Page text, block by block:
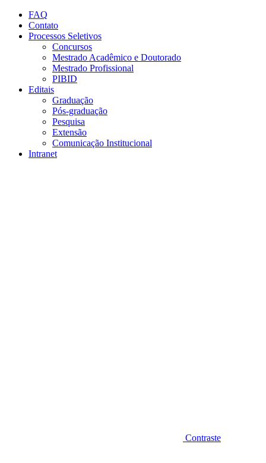
Conteúdo principal
FAQ
Contato
Processos Seletivos
Concursos
Mestrado Acadêmico e Doutorado
Mestrado Profissional
PIBID
Editais
Graduação
Pós-graduação
Pesquisa
Extensão
Comunicação Institucional
Intranet
Contraste